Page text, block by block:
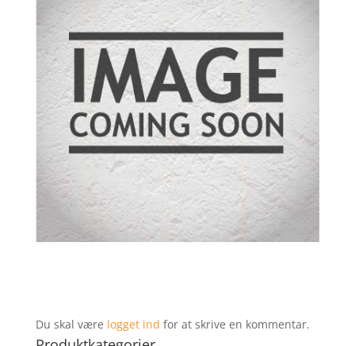
Du skal være logget ind for at skrive en kommentar.